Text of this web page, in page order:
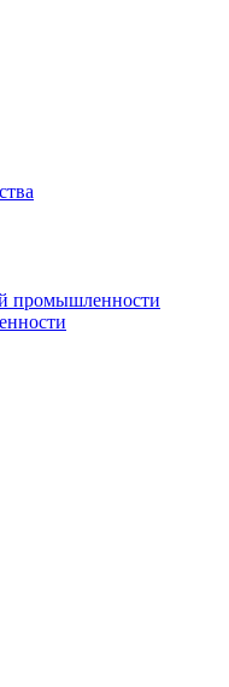
промышленности